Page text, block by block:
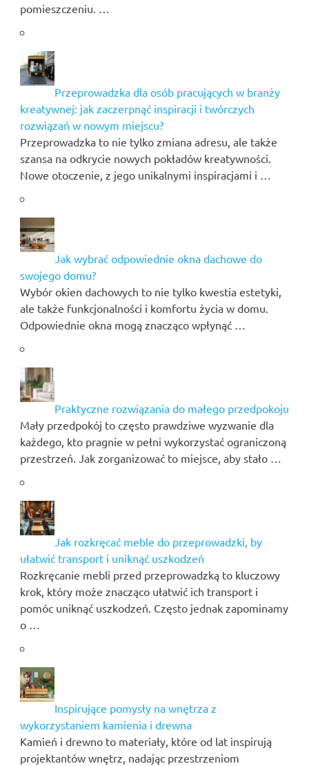
pomieszczeniu. …
Przeprowadzka dla osób pracujących w branży
kreatywnej: jak zaczerpnąć inspiracji i twórczych
rozwiązań w nowym miejscu?
Przeprowadzka to nie tylko zmiana adresu, ale także
szansa na odkrycie nowych pokładów kreatywności.
Nowe otoczenie, z jego unikalnymi inspiracjami i …
Jak wybrać odpowiednie okna dachowe do
swojego domu?
Wybór okien dachowych to nie tylko kwestia estetyki,
ale także funkcjonalności i komfortu życia w domu.
Odpowiednie okna mogą znacząco wpłynąć …
Praktyczne rozwiązania do małego przedpokoju
Mały przedpokój to często prawdziwe wyzwanie dla
każdego, kto pragnie w pełni wykorzystać ograniczoną
przestrzeń. Jak zorganizować to miejsce, aby stało …
Jak rozkręcać meble do przeprowadzki, by
ułatwić transport i uniknąć uszkodzeń
Rozkręcanie mebli przed przeprowadzką to kluczowy
krok, który może znacząco ułatwić ich transport i
pomóc uniknąć uszkodzeń. Często jednak zapominamy
o …
Inspirujące pomysły na wnętrza z
wykorzystaniem kamienia i drewna
Kamień i drewno to materiały, które od lat inspirują
projektantów wnętrz, nadając przestrzeniom